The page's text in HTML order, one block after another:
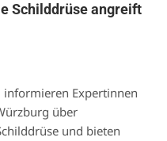
Schilddrüse angreift
Expertinnen
über
und bieten